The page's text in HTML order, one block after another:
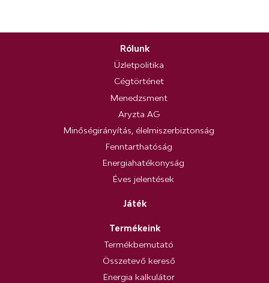
Rólunk
Üzletpolitika
Cégtörténet
Menedzsment
Aryzta AG
Minőségirányítás, élelmiszerbiztonság
Fenntarthatóság
Energiahatékonyság
Éves jelentések
Játék
Termékeink
Termékbemutató
Összetevő kereső
Energia kalkulátor